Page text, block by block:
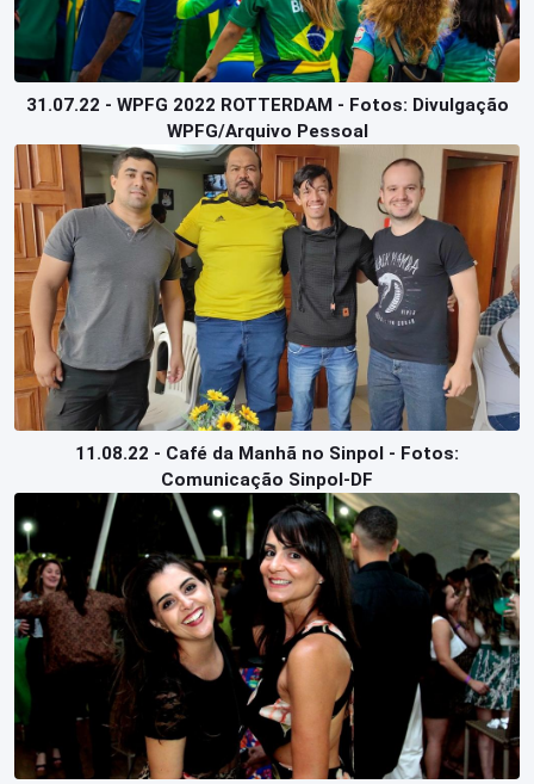
31.07.22 - WPFG 2022 ROTTERDAM - Fotos: Divulgação
WPFG/Arquivo Pessoal
11.08.22 - Café da Manhã no Sinpol - Fotos:
Comunicação Sinpol-DF